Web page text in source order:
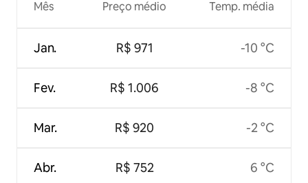
Mês
Jan.
Fev.
Mar.
Abr.
Preço médio
R$ 971
R$ 1.006
R$ 920
R$ 752
Temp. média
-10 °C
-8 °C
-2 °C
6 °C